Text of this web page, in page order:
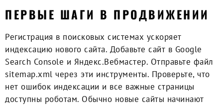
ПЕРВЫЕ ШАГИ В ПРОДВИЖЕНИИ
Регистрация в поисковых системах ускоряет
индексацию нового сайта. Добавьте сайт в Google
Search Console и Яндекс.Вебмастер. Отправьте файл
sitemap.xml через эти инструменты. Проверьте, что
нет ошибок индексации и все важные страницы
доступны роботам. Обычно новые сайты начинают